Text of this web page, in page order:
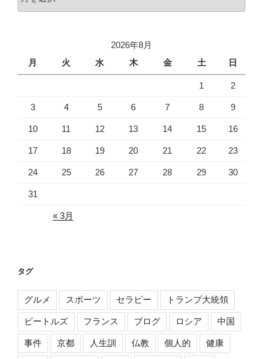
ー
2026年8月
月
火 水 木 金 土 日
1 2
3 4 5 6 7 8 9
10 11 12 13 14 15 16
17 18 19 20 21 22 23
24 25 26 27 28 29 30
31
« 3月
タグ
グルメ スポーツ セラピー トランプ大統領
ビートルズ フランス ブログ ロシア 中国
事件 京都 人生訓 仏教 個人的 健康